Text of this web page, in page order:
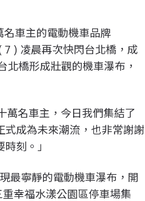
車主的電動機車品牌
) 凌晨再次快閃台北橋，成
橋形成壯觀的機車瀑布，
名車主，今日我們集結了
成為未來潮流，也非常謝謝
刻。」
最寧靜的電動機車瀑布，開
幸福水漾公園區停車場集